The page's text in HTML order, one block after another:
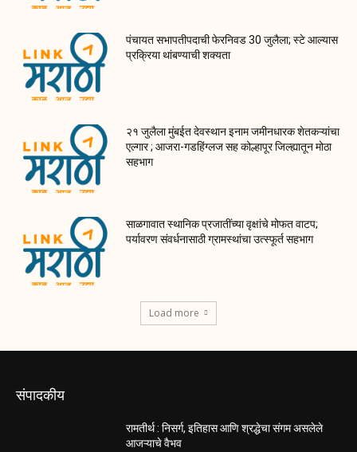
पंचायत सभापतीपदाची फेरनिवड 30 जुलैला; स्टे आल्यास
प्रक्रिया थांबण्याची शक्यता
२१ जुलैला मुंबईत देवस्थान इनाम जमीनधारक शेतकऱ्यांचा
एल्गार ; आजरा-गडहिंग्लज सह कोल्हापूर जिल्ह्यातून मोठा
सहभाग
साळगावात स्थानिक प्रजातींच्या वृक्षांचे मोफत वाटप;
पर्यावरण संवर्धनासाठी ग्रामस्थांचा उत्स्फूर्त सहभाग
Load more
संपादकीय
रामतीर्थ : निसर्ग, इतिहास आणि श्रद्धेचा संगम असलेले
आजऱ्याचे वैभव